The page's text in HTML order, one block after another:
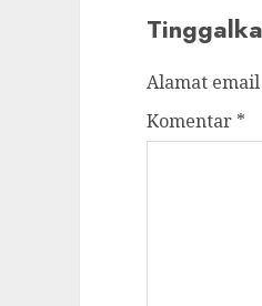
Alamat
Komentar *